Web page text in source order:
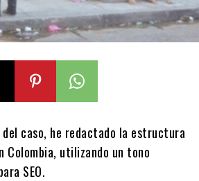
caso, he redactado la estructura
Colombia, utilizando un tono
SEO.